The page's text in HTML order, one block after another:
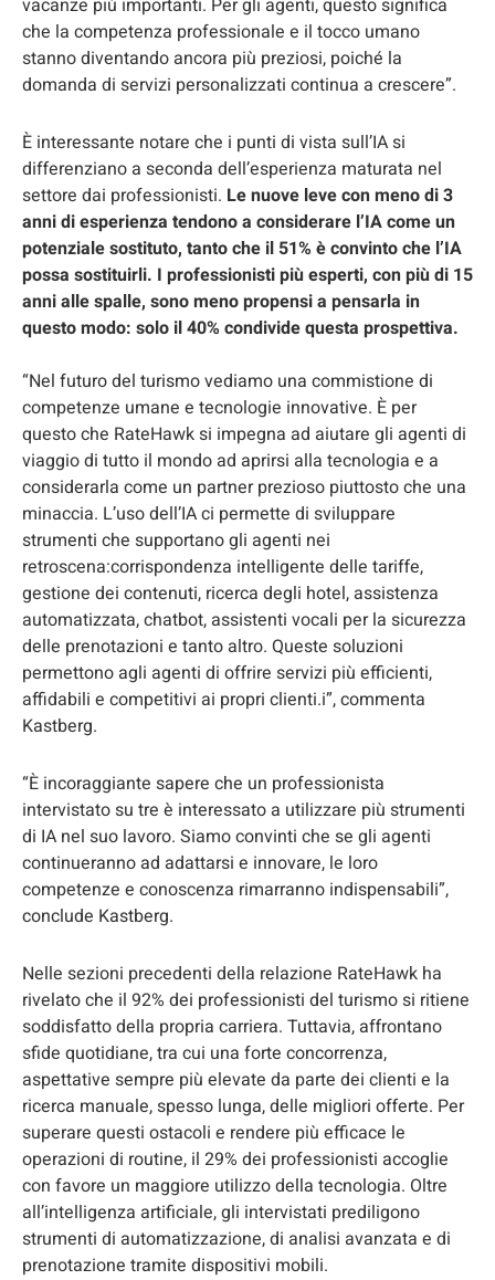
che la competenza professionale e il tocco umano
stanno diventando ancora più preziosi, poiché la
domanda di servizi personalizzati continua a crescere”.
È interessante notare che i punti di vista sull’IA si
differenziano a seconda dell’esperienza maturata nel
settore dai professionisti. Le nuove leve con meno di 3
anni di esperienza tendono a considerare l’IA come un
potenziale sostituto, tanto che il 51% è convinto che l’IA
possa sostituirli. I professionisti più esperti, con più di 15
anni alle spalle, sono meno propensi a pensarla in
questo modo: solo il 40% condivide questa prospettiva.
“Nel futuro del turismo vediamo una commistione di
competenze umane e tecnologie innovative. È per
questo che RateHawk si impegna ad aiutare gli agenti di
viaggio di tutto il mondo ad aprirsi alla tecnologia e a
considerarla come un partner prezioso piuttosto che una
minaccia. L’uso dell’IA ci permette di sviluppare
strumenti che supportano gli agenti nei
retroscena:corrispondenza intelligente delle tariffe,
gestione dei contenuti, ricerca degli hotel, assistenza
automatizzata, chatbot, assistenti vocali per la sicurezza
delle prenotazioni e tanto altro. Queste soluzioni
permettono agli agenti di offrire servizi più efficienti,
affidabili e competitivi ai propri clienti.i”, commenta
Kastberg.
“È incoraggiante sapere che un professionista
intervistato su tre è interessato a utilizzare più strumenti
di IA nel suo lavoro. Siamo convinti che se gli agenti
continueranno ad adattarsi e innovare, le loro
competenze e conoscenza rimarranno indispensabili”,
conclude Kastberg.
Nelle sezioni precedenti della relazione RateHawk ha
rivelato che il 92% dei professionisti del turismo si ritiene
soddisfatto della propria carriera. Tuttavia, affrontano
sfide quotidiane, tra cui una forte concorrenza,
aspettative sempre più elevate da parte dei clienti e la
ricerca manuale, spesso lunga, delle migliori offerte. Per
superare questi ostacoli e rendere più efficace le
operazioni di routine, il 29% dei professionisti accoglie
con favore un maggiore utilizzo della tecnologia. Oltre
all’intelligenza artificiale, gli intervistati prediligono
strumenti di automatizzazione, di analisi avanzata e di
prenotazione tramite dispositivi mobili.